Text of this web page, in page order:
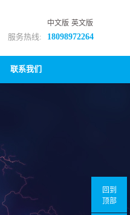
服务热线: 18098972264
中文版 英文版
联系我们
回到
顶部